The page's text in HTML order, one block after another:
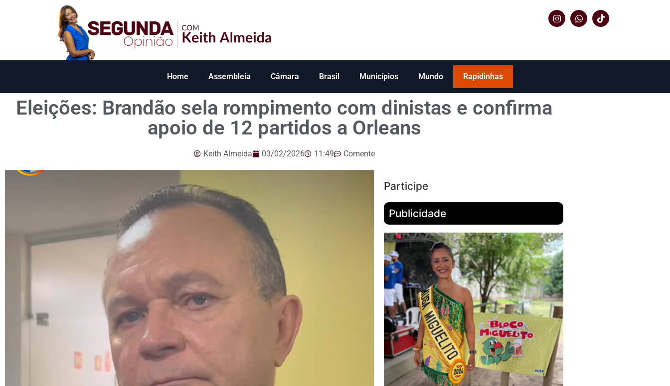
Home Assembleia Câmara Brasil Municípios Mundo Rapidinhas
Eleições: Brandão sela rompimento com dinistas e confirma
apoio de 12 partidos a Orleans
Keith Almeida 03/02/2026 11:49 Comente
Participe
Publicidade